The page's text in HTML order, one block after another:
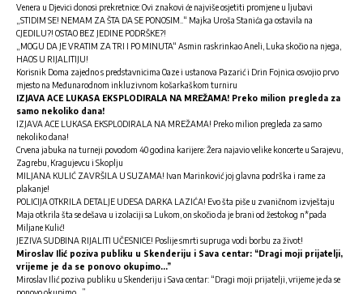
Venera u Djevici donosi prekretnice: Ovi znakovi će najviše osjetiti promjene u ljubavi
„STIDIM SE! NEMAM ZA ŠTA DA SE PONOSIM..“ Majka Uroša Stanića ga ostavila na
CJEDILU?! OSTAO BEZ JEDINE PODRŠKE?!
„MOGU DA JE VRATIM ZA TRI I PO MINUTA“ Asmin raskrinkao Aneli, Luka skočio na njega,
HAOS U RIJALITIJU!
Korisnik Doma zajedno s predstavnicima Oaze i ustanova Pazarić i Drin Fojnica osvojio prvo
mjesto na Međunarodnom inkluzivnom košarkaškom turniru
IZJAVA ACE LUKASA EKSPLODIRALA NA MREŽAMA! Preko milion pregleda za
samo nekoliko dana!
IZJAVA ACE LUKASA EKSPLODIRALA NA MREŽAMA! Preko milion pregleda za samo
nekoliko dana!
Crvena jabuka na turneji povodom 40 godina karijere: Žera najavio velike koncerte u Sarajevu,
Zagrebu, Kragujevcu i Skoplju
MILJANA KULIĆ ZAVRŠILA U SUZAMA! Ivan Marinković joj glavna podrška i rame za
plakanje!
POLICIJA OTKRILA DETALJE UDESA DARKA LAZIĆA! Evo šta piše u zvaničnom izvještaju
Maja otkrila šta se dešava u izolaciji sa Lukom, on skočio da je brani od žestokog n*pada
Miljane Kulić!
JEZIVA SUDBINA RIJALITI UČESNICE! Poslije smrti supruga vodi borbu za život!
Miroslav Ilić poziva publiku u Skenderiju i Sava centar: “Dragi moji prijatelji,
vrijeme je da se ponovo okupimo…”
Miroslav Ilić poziva publiku u Skenderiju i Sava centar: “Dragi moji prijatelji, vrijeme je da se